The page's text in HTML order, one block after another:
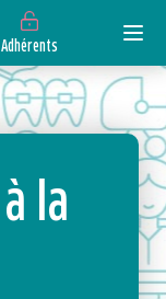
Adhérents
la